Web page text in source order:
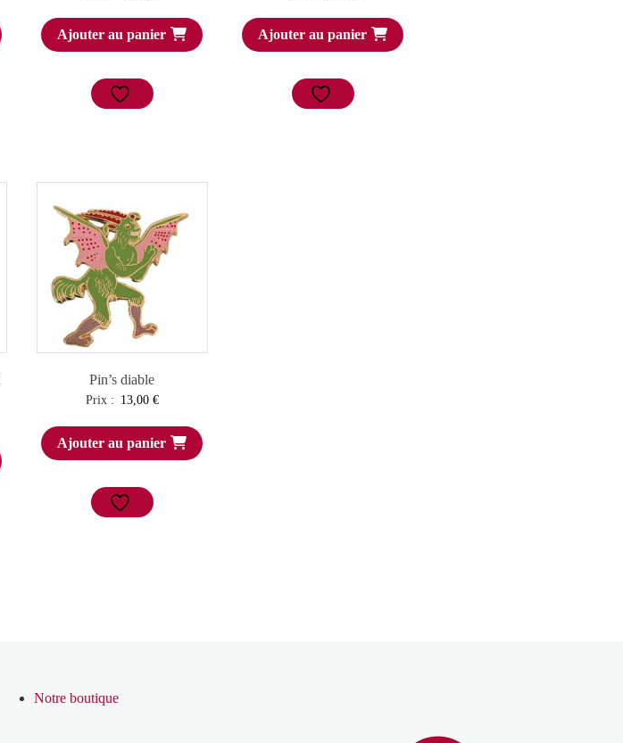
Ajouter au panier Ajouter au panier
Pin’s diable
Prix : 13,00 €
Ajouter au panier
Notre boutique